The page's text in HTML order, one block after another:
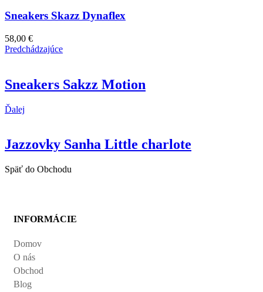
Sneakers Skazz Dynaflex
58,00 €
Predchádzajúce
Sneakers Sakzz Motion
Ďalej
Jazzovky Sanha Little charlote
Späť do Obchodu
INFORMÁCIE
Domov
O nás
Obchod
Blog